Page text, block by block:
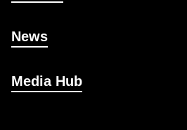
News
Media Hub